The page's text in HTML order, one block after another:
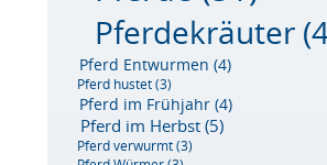
Pferdekräuter
Pferd Entwurmen (4)
Pferd hustet(3)
Pferd im Frühjahr(4)
Pferd im Herbst(5)
Pferd verwurmt(3)